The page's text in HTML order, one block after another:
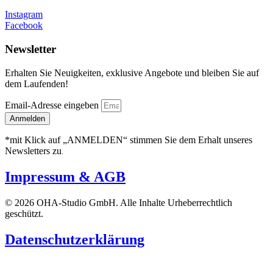
Instagram
Facebook
Newsletter
Erhalten Sie Neuigkeiten, exklusive Angebote und bleiben Sie auf
dem Laufenden!
Email-Adresse eingeben
Anmelden
*mit Klick auf „ANMELDEN“ stimmen Sie dem Erhalt unseres
Newsletters zu
Impressum & AGB
© 2026 OHA-Studio GmbH. Alle Inhalte Urheberrechtlich
geschützt.
Datenschutzerklärung